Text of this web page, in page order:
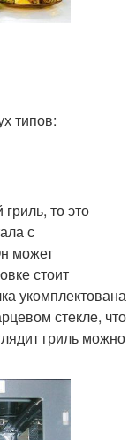
типов:
то это
с
может
стоит
укомплектована
стекле, что
гриль можно